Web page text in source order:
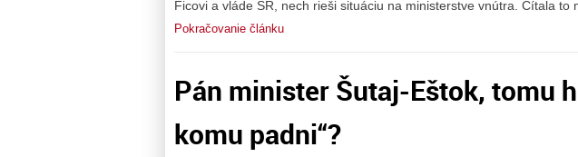
Ficovi a vláde SR, nech rieši situáciu na ministerstve vnútra. Čítala
Pokračovanie článku
Pán minister Šutaj-Eštok, tomu
komu padni“?